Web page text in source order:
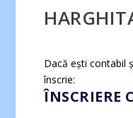
Dacă ești contabil
înscrie:
ÎNSCRIERE